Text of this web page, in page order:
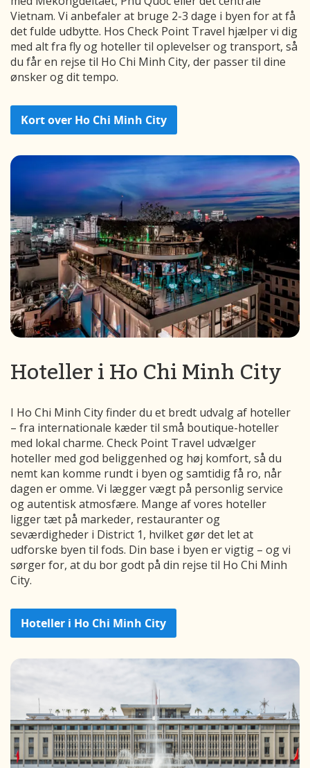
Vietnam. Vi anbefaler at bruge 2-3 dage i byen for at få
det fulde udbytte. Hos Check Point Travel hjælper vi dig
med alt fra fly og hoteller til oplevelser og transport, så
du får en rejse til Ho Chi Minh City, der passer til dine
ønsker og dit tempo.
Kort over Ho Chi Minh City
Hoteller i Ho Chi Minh City
I Ho Chi Minh City finder du et bredt udvalg af hoteller
– fra internationale kæder til små boutique-hoteller
med lokal charme. Check Point Travel udvælger
hoteller med god beliggenhed og høj komfort, så du
nemt kan komme rundt i byen og samtidig få ro, når
dagen er omme. Vi lægger vægt på personlig service
og autentisk atmosfære. Mange af vores hoteller
ligger tæt på markeder, restauranter og
seværdigheder i District 1, hvilket gør det let at
udforske byen til fods. Din base i byen er vigtig – og vi
sørger for, at du bor godt på din rejse til Ho Chi Minh
City.
Hoteller i Ho Chi Minh City